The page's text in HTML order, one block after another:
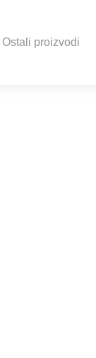
Ostali proizvodi